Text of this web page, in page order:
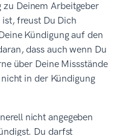
zu Deinem Arbeitgeber
freust Du Dich
Kündigung auf den
dass auch wenn Du
über Deine Missstände
in der Kündigung
nicht angegeben
Du darfst